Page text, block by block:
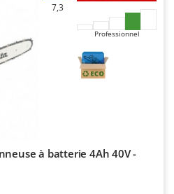
7,3
Professionnel
à batterie 4Ah 40V -